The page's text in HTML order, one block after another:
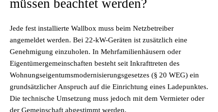
müssen beachtet werden?
Jede fest installierte Wallbox muss beim Netzbetreiber
angemeldet werden. Bei 22-kW-Geräten ist zusätzlich eine
Genehmigung einzuholen. In Mehrfamilienhäusern oder
Eigentümergemeinschaften besteht seit Inkrafttreten des
Wohnungseigentumsmodernisierungsgesetzes (§ 20 WEG) ein
grundsätzlicher Anspruch auf die Einrichtung eines Ladepunktes.
Die technische Umsetzung muss jedoch mit dem Vermieter oder
der Gemeinschaft abgestimmt werden.